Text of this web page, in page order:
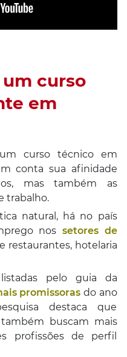
curso
em
curso técnico em
conta sua afinidade
mas também as
trabalho.
natural, há no país
nos setores de
restaurantes, hotelaria
pelo guia da
promissoras do ano
destaca que
buscam mais
profissões de perfil